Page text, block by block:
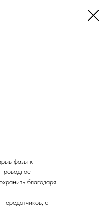
фазы к
благодаря
с